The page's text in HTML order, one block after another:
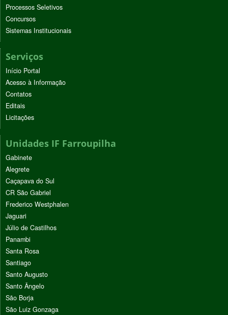
Processos Seletivos
Concursos
Sistemas Institucionais
Serviços
Início Portal
Acesso à Informação
Contatos
Editais
Licitações
Unidades IF Farroupilha
Gabinete
Alegrete
Caçapava do Sul
CR São Gabriel
Frederico Westphalen
Jaguari
Júlio de Castilhos
Panambi
Santa Rosa
Santiago
Santo Augusto
Santo Ângelo
São Borja
São Luiz Gonzaga